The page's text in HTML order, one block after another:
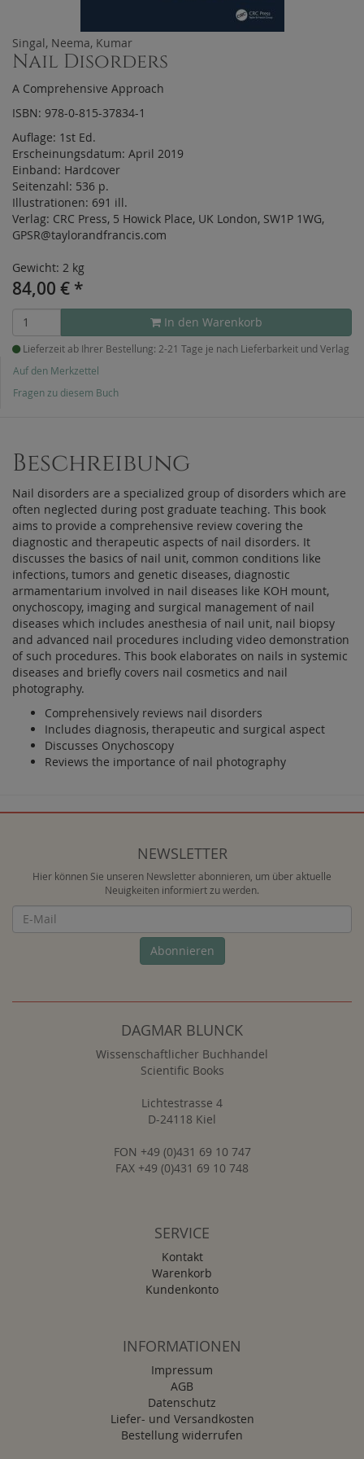
Singal, Neema, Kumar
Nail Disorders
A Comprehensive Approach
ISBN: 978-0-815-37834-1
Auflage: 1st Ed.
Erscheinungsdatum: April 2019
Einband: Hardcover
Seitenzahl: 536 p.
Illustrationen: 691 ill.
Verlag: CRC Press, 5 Howick Place, UK London, SW1P 1WG,
GPSR@taylorandfrancis.com
Gewicht: 2 kg
84,00 € *
In den Warenkorb
Lieferzeit ab Ihrer Bestellung: 2-21 Tage je nach Lieferbarkeit und Verlag
Auf den Merkzettel
Fragen zu diesem Buch
Beschreibung
Nail disorders are a specialized group of disorders which are
often neglected during post graduate teaching. This book
aims to provide a comprehensive review covering the
diagnostic and therapeutic aspects of nail disorders. It
discusses the basics of nail unit, common conditions like
infections, tumors and genetic diseases, diagnostic
armamentarium involved in nail diseases like KOH mount,
onychoscopy, imaging and surgical management of nail
diseases which includes anesthesia of nail unit, nail biopsy
and advanced nail procedures including video demonstration
of such procedures. This book elaborates on nails in systemic
diseases and briefly covers nail cosmetics and nail
photography.
Comprehensively reviews nail disorders
Includes diagnosis, therapeutic and surgical aspect
Discusses Onychoscopy
Reviews the importance of nail photography
NEWSLETTER
Hier können Sie unseren Newsletter abonnieren, um über aktuelle
Neuigkeiten informiert zu werden.
Abonnieren
DAGMAR BLUNCK
Wissenschaftlicher Buchhandel
Scientific Books
Lichtestrasse 4
D-24118 Kiel
FON +49 (0)431 69 10 747
FAX +49 (0)431 69 10 748
SERVICE
Kontakt
Warenkorb
Kundenkonto
INFORMATIONEN
Impressum
AGB
Datenschutz
Liefer- und Versandkosten
Bestellung widerrufen